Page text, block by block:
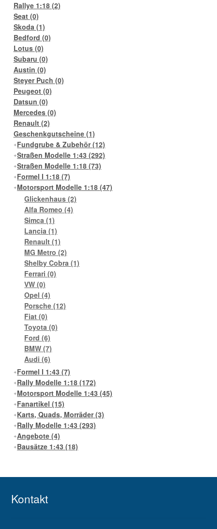
Rallye 1:18 (2)
Seat (0)
Skoda (1)
Bedford (0)
Lotus (0)
Subaru (0)
Austin (0)
Steyer Puch (0)
Peugeot (0)
Datsun (0)
Mercedes (0)
Renault (2)
Geschenkgutscheine (1)
Fundgrube & Zubehör(12)
Straßen Modelle 1:43(292)
Straßen Modelle 1:18(73)
Formel I 1:18(7)
Motorsport Modelle 1:18(47)
Glickenhaus(2)
Alfa Romeo(4)
Simca(1)
Lancia(1)
Renault(1)
MG Metro(2)
Shelby Cobra(1)
Ferrari(0)
VW(0)
Opel(4)
Porsche(12)
Fiat(0)
Toyota(0)
Ford(6)
BMW(7)
Audi(6)
Formel I 1:43(7)
Rally Modelle 1:18(172)
Motorsport Modelle 1:43(45)
Fanartikel(15)
Karts, Quads, Morräder(3)
Rally Modelle 1:43(293)
Angebote(4)
Bausätze 1:43(18)
Kontakt